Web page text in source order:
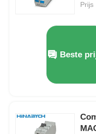
Prijs
Beste